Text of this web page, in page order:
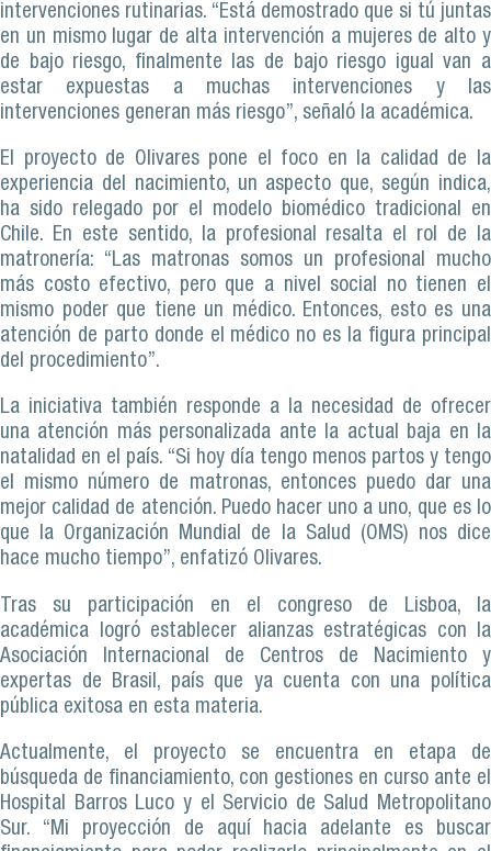
intervenciones rutinarias. “Está demostrado que si tú juntas
en un mismo lugar de alta intervención a mujeres de alto y
de bajo riesgo, finalmente las de bajo riesgo igual van a
estar expuestas a muchas intervenciones y las
intervenciones generan más riesgo”, señaló la académica.
El proyecto de Olivares pone el foco en la calidad de la
experiencia del nacimiento, un aspecto que, según indica,
ha sido relegado por el modelo biomédico tradicional en
Chile. En este sentido, la profesional resalta el rol de la
matronería: “Las matronas somos un profesional mucho
más costo efectivo, pero que a nivel social no tienen el
mismo poder que tiene un médico. Entonces, esto es una
atención de parto donde el médico no es la figura principal
del procedimiento”.
La iniciativa también responde a la necesidad de ofrecer
una atención más personalizada ante la actual baja en la
natalidad en el país. “Si hoy día tengo menos partos y tengo
el mismo número de matronas, entonces puedo dar una
mejor calidad de atención. Puedo hacer uno a uno, que es lo
que la Organización Mundial de la Salud (OMS) nos dice
hace mucho tiempo”, enfatizó Olivares.
Tras su participación en el congreso de Lisboa, la
académica logró establecer alianzas estratégicas con la
Asociación Internacional de Centros de Nacimiento y
expertas de Brasil, país que ya cuenta con una política
pública exitosa en esta materia.
Actualmente, el proyecto se encuentra en etapa de
búsqueda de financiamiento, con gestiones en curso ante el
Hospital Barros Luco y el Servicio de Salud Metropolitano
Sur. “Mi proyección de aquí hacia adelante es buscar